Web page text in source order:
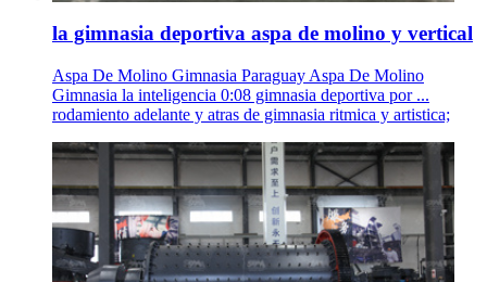
la gimnasia deportiva aspa de molino y vertical
Aspa De Molino Gimnasia Paraguay Aspa De Molino
Gimnasia la inteligencia 0:08 gimnasia deportiva por ...
rodamiento adelante y atras de gimnasia ritmica y artistica;